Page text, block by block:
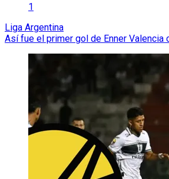
1
Liga Argentina
Así fue el primer gol de Enner Valencia